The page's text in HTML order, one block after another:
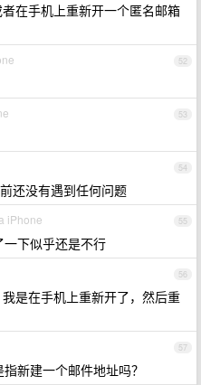
在手机上重新开一个匿名邮箱
52
53
54
还没有遇到任何问题
55
iPhone
下似乎还是不行
56
是在手机上重新开了，然后重
57
新建一个邮件地址吗？